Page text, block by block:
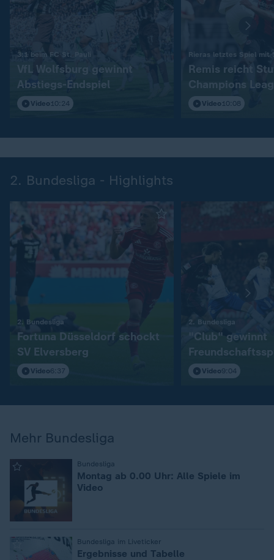
3:1 beim FC St. Pauli
VfL Wolfsburg gewinnt
Abstiegs-Endspiel
Video 10:24
Rieras letztes Spiel mit
Remis reicht
Champions
Video 10:08
2. Bundesliga - Highlights
2. Bundesliga
Fortuna Düsseldorf schockt
SV Elversberg
Video6:37
2. Bundesliga
"Club" gewinnt
S04Video9:04
Mehr Bundesliga
Bundesliga
Montag ab 0.00 Uhr: Alle Spiele im
Video
Bundesliga im Liveticker
Ergebnisse und Tabelle